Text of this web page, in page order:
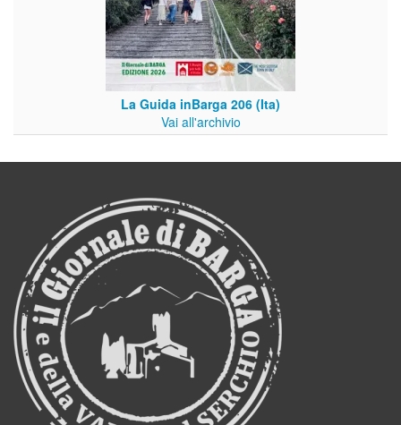
La Guida inBarga 206 (Ita)
Vai all'archivio